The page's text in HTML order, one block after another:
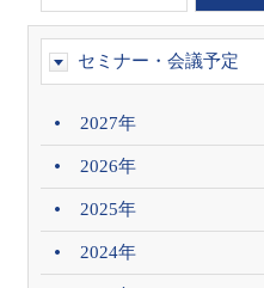
セミナー・会議予定
2027年
2026年
2025年
2024年